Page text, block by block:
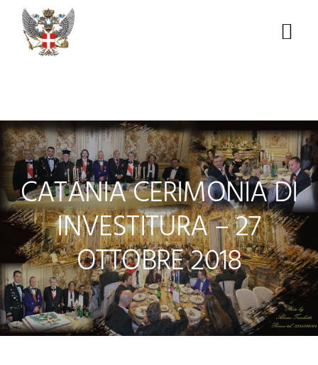
primary
navigation
footer
CATANIA CERIMONIA DI
INVESTITURA – 27
OTTOBRE 2018